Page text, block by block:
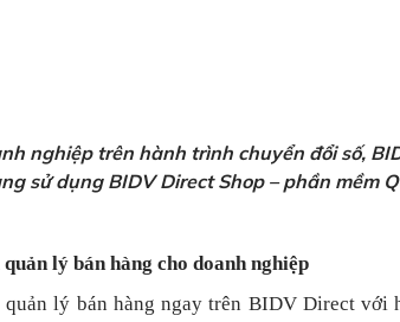
nghiệp trên hành trình chuyển đổi số,
sử dụng BIDV Direct Shop – phần mềm
lý bán hàng cho doanh nghiệp
lý bán hàng ngay trên BIDV Direct với